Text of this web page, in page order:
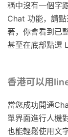
稱中沒有一個字
Chat 功能，請
著，你會看到已
甚至在底部點選
香港可以用
當您成功開通
單界面進行人機
也能輕鬆使用文